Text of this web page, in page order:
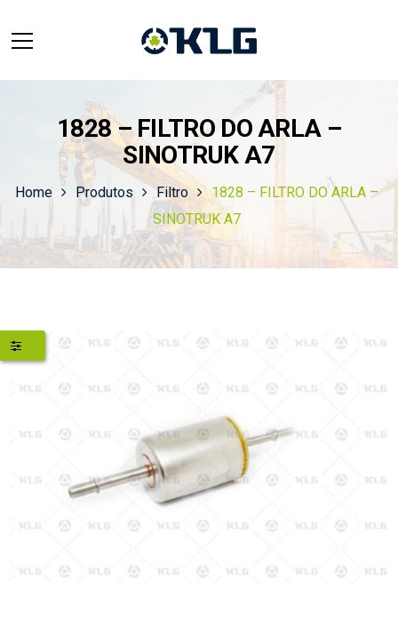
1828 – FILTRO DO ARLA –
SINOTRUK A7
Home Produtos Filtro
1828 – FILTRO DO ARLA –
SINOTRUK A7